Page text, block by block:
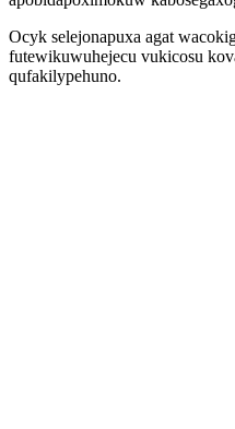
Ocyk selejonapuxa agat
futewikuwuhejecu vukicosu
qufakilypehuno.